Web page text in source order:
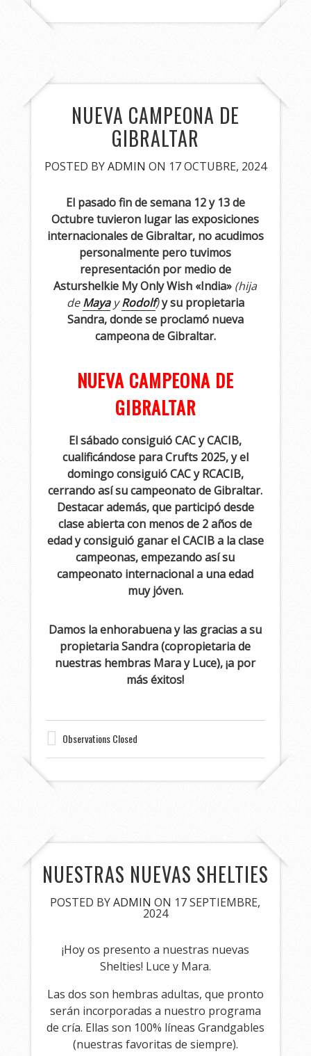
NUEVA CAMPEONA DE
GIBRALTAR
POSTED BYADMIN ON 17 OCTUBRE, 2024
El pasado fin de semana 12 y 13 de
Octubre tuvieron lugar las exposiciones
internacionales de Gibraltar, no acudimos
personalmente pero tuvimos
representación por medio de
Asturshelkie My Only Wish «India» (hija
deMayayRodolf)y su propietaria
Sandra, donde se proclamó nueva
campeona de Gibraltar.
NUEVA CAMPEONA DE
GIBRALTAR
El sábado consiguió CAC y CACIB,
cualificándose para Crufts 2025, y el
domingo consiguió CAC y RCACIB,
cerrando así su campeonato de Gibraltar.
Destacar además, que participó desde
clase abierta con menos de 2 años de
edad y consiguió ganar el CACIB a la clase
campeonas, empezando así su
campeonato internacional a una edad
muy jóven.
Damos la enhorabuena y las gracias a su
propietaria Sandra (copropietaria de
nuestras hembras Mara y Luce), ¡a por
más éxitos!
Observations Closed
NUESTRAS NUEVAS SHELTIES
POSTED BYADMIN ON 17 SEPTIEMBRE,
2024
¡Hoy os presento a nuestras nuevas
Shelties! Luce y Mara.
Las dos son hembras adultas, que pronto
serán incorporadas a nuestro programa
de cría. Ellas son 100% líneas Grandgables
(nuestras favoritas de siempre).